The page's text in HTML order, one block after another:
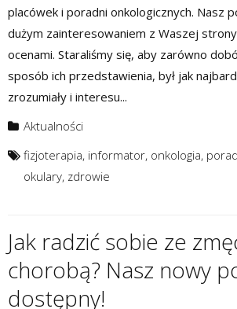
placówek i poradni onkologicznych. Nasz
dużym zainteresowaniem z Waszej
ocenami. Staraliśmy się, aby zarówno
sposób ich przedstawienia, był jak
zrozumiały i interesu...
Aktualności
fizjoterapia, informator, onkologia,
okulary, zdrowie
Jak radzić sobie ze
chorobą? Nasz nowy
dostępny!